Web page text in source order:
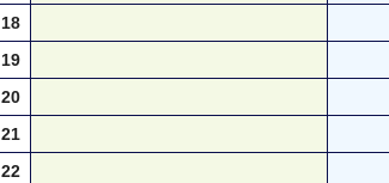
18
19
20
21
22